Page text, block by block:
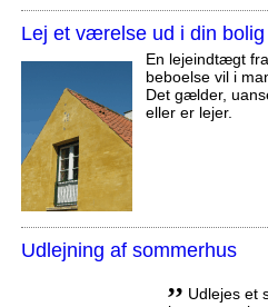
Lej et værelse ud i din bolig
En lejeindtægt fra
beboelse vil i
Det gælder,
eller er lejer.
Udlejning af sommerhus
,, Udlejes et